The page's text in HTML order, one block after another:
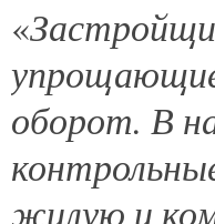
«
оборот. В
жилую и